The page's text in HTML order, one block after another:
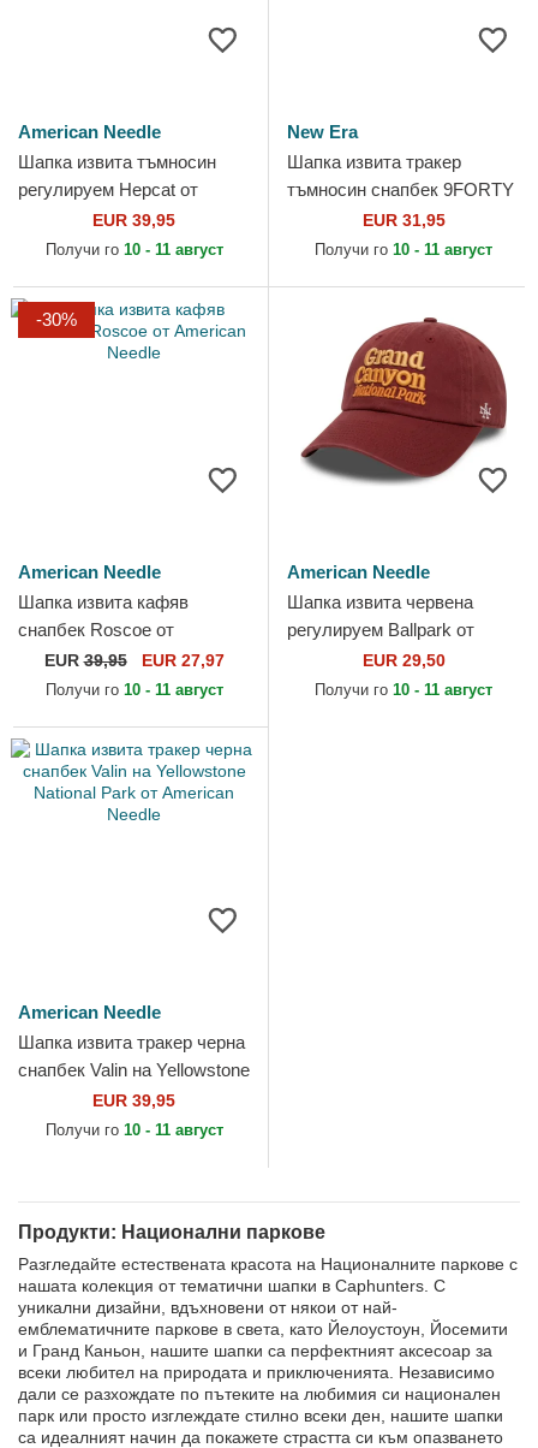
American Needle
Шапка извита тъмносин
регулируем Hepcat от
American Needle
EUR 39,95
Получи го 10 - 11 август
New Era
Шапка извита тракер
тъмносин снапбек 9FORTY
M-Crown A Frame Graphic
на Blue Ridge Mountains от...
EUR 31,95
Получи го 10 - 11 август
-30%
American Needle
Шапка извита кафяв
снапбек Roscoe от
American Needle
EUR39,95 EUR 27,97
Получи го 10 - 11 август
American Needle
Шапка извита червена
регулируем Ballpark от
American Needle
EUR 29,50
Получи го 10 - 11 август
American Needle
Шапка извита тракер черна
снапбек Valin на Yellowstone
National Park от American
Needle
EUR 39,95
Получи го 10 - 11 август
Продукти: Национални паркове
Разгледайте естествената красота на Националните паркове с
нашата колекция от тематични шапки в Caphunters. С
уникални дизайни, вдъхновени от някои от най-
емблематичните паркове в света, като Йелоустоун, Йосемити
и Гранд Каньон, нашите шапки са перфектният аксесоар за
всеки любител на природата и приключенията. Независимо
дали се разхождате по пътеките на любимия си национален
парк или просто изглеждате стилно всеки ден, нашите шапки
са идеалният начин да покажете страстта си към опазването